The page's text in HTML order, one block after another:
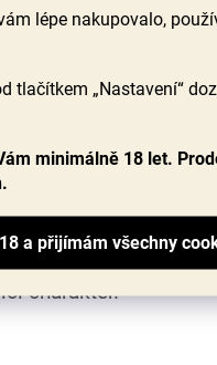
lépe nakupovalo,
tlačítkem „Nastavení“
minimálně 18 let.
ochutnal
solidní
splní vaši
stylu,
charakter.